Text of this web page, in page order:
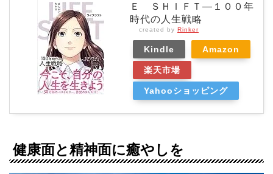
Ｅ ＳＨＩＦＴ―１００年
時代の人生戦略
created by Rinker
Kindle Amazon
楽天市場
Yahooショッピング
健康面と精神面に癒やしを